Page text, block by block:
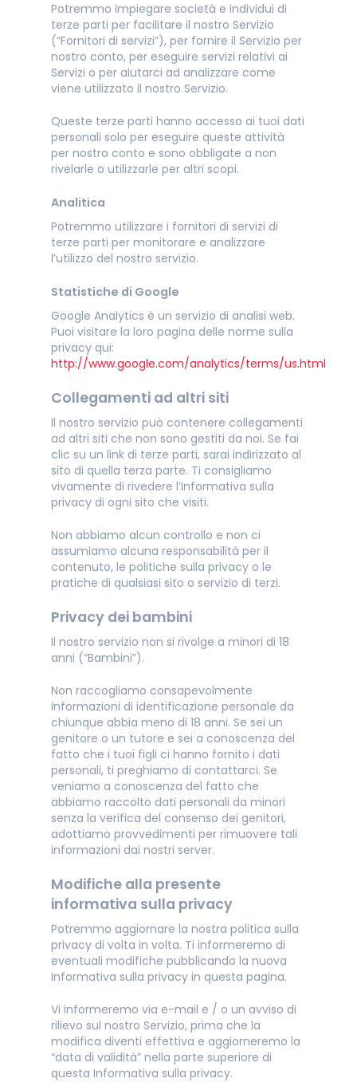
Potremmo impiegare società e individui di
terze parti per facilitare il nostro Servizio
(“Fornitori di servizi”), per fornire il Servizio per
nostro conto, per eseguire servizi relativi ai
Servizi o per aiutarci ad analizzare come
viene utilizzato il nostro Servizio.
Queste terze parti hanno accesso ai tuoi dati
personali solo per eseguire queste attività
per nostro conto e sono obbligate a non
rivelarle o utilizzarle per altri scopi.
Analitica
Potremmo utilizzare i fornitori di servizi di
terze parti per monitorare e analizzare
l’utilizzo del nostro servizio.
Statistiche di Google
Google Analytics è un servizio di analisi web.
Puoi visitare la loro pagina delle norme sulla
privacy qui:
http://www.google.com/analytics/terms/us.html
Collegamenti ad altri siti
Il nostro servizio può contenere collegamenti
ad altri siti che non sono gestiti da noi. Se fai
clic su un link di terze parti, sarai indirizzato al
sito di quella terza parte. Ti consigliamo
vivamente di rivedere l’Informativa sulla
privacy di ogni sito che visiti.
Non abbiamo alcun controllo e non ci
assumiamo alcuna responsabilità per il
contenuto, le politiche sulla privacy o le
pratiche di qualsiasi sito o servizio di terzi.
Privacy dei bambini
Il nostro servizio non si rivolge a minori di 18
anni (“Bambini”).
Non raccogliamo consapevolmente
informazioni di identificazione personale da
chiunque abbia meno di 18 anni. Se sei un
genitore o un tutore e sei a conoscenza del
fatto che i tuoi figli ci hanno fornito i dati
personali, ti preghiamo di contattarci. Se
veniamo a conoscenza del fatto che
abbiamo raccolto dati personali da minori
senza la verifica del consenso dei genitori,
adottiamo provvedimenti per rimuovere tali
informazioni dai nostri server.
Modifiche alla presente
informativa sulla privacy
Potremmo aggiornare la nostra politica sulla
privacy di volta in volta. Ti informeremo di
eventuali modifiche pubblicando la nuova
Informativa sulla privacy in questa pagina.
Vi informeremo via e-mail e / o un avviso di
rilievo sul nostro Servizio, prima che la
modifica diventi effettiva e aggiorneremo la
“data di validità” nella parte superiore di
questa Informativa sulla privacy.